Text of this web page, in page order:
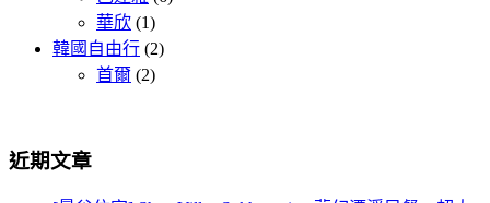
華欣 (1)
韓國自由行 (2)
首爾 (2)
近期文章